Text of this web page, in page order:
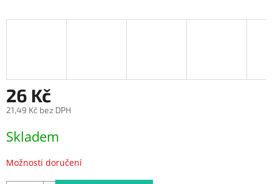
26 Kč
21,49 Kč bez DPH
cena:
Skladem
Možnosti doručení